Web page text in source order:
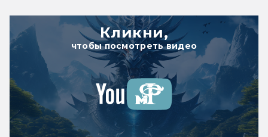
Кликни,
чтобы посмотреть видео